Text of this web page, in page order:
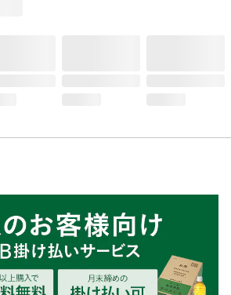
樹脂
具、イス脚などに取り付けてください。
本製品は床のキズ防止材ではありません。
本製品を取り付けた家具を踏み台に使用し
ないでください。本製品と床の間にゴミな
どが入らないようにしてください。取付箇
所のゴミ、ホコリを取り除いてからご使用